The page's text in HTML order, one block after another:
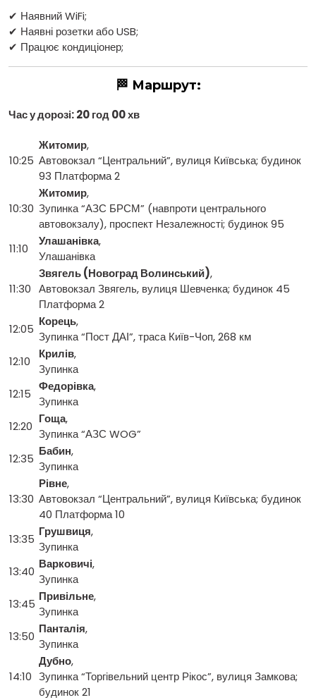
✔ Наявний WiFi;
✔ Наявні розетки або USB;
✔ Працює кондиціонер;
🏁 Маршрут:
Час у дорозі: 20 год 00 хв
10:25
Житомир,
Автовокзал “Центральний”, вулиця Київська; будинок
93 Платформа 2
10:30
Житомир,
Зупинка “АЗС БРСМ” (навпроти центрального
автовокзалу), проспект Незалежності; будинок 95
11:10
Улашанівка,
Улашанівка
11:30
Звягель (Новоград Волинський),
Автовокзал Звягель, вулиця Шевченка; будинок 45
Платформа 2
12:05
Корець,
Зупинка “Пост ДАІ”, траса Київ-Чоп, 268 км
12:10
Крилів,
Зупинка
12:15
Федорівка,
Зупинка
12:20
Гоща,
Зупинка “АЗС WOG”
12:35
Бабин,
Зупинка
13:30
Рівне,
Автовокзал “Центральний”, вулиця Київська; будинок
40 Платформа 10
13:35
Грушвиця,
Зупинка
13:40
Варковичі,
Зупинка
13:45
Привільне,
Зупинка
13:50
Панталія,
Зупинка
14:10
Дубно,
Зупинка “Торгівельний центр Рікос”, вулиця Замкова;
будинок 21